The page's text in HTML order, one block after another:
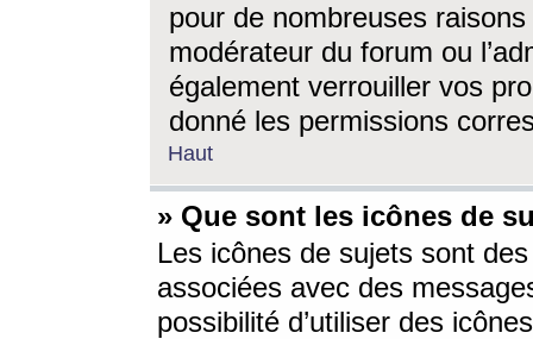
pour de nombreuses
modérateur du forum ou
également verrouiller vos
donné les permissions
Haut
» Que sont les icônes de
Les icônes de sujets sont
associées avec des
possibilité d’utiliser des